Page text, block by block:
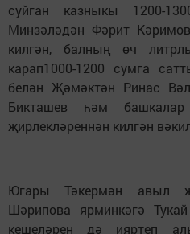
суйган казныкы 1200-
Минзәләдән Фәрит
килгән, балның өч
карап1000-1200 сумга
белән Җәмәктән Ринас
Бикташев һәм
җирлекләреннән килгән
Югары Тәкермән авыл
Шәрипова ярминкәгә
кешеләрен дә ияртеп